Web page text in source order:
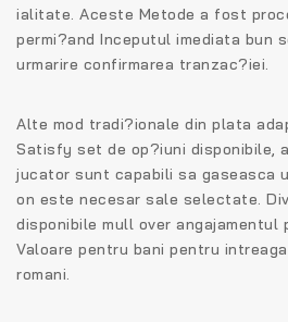
ialitate. Aceste Metode a fost
permi?and Inceputul imediata bun
urmarire confirmarea tranzac?iei.
Alte mod tradi?ionale din plata
Satisfy set de op?iuni disponibile,
jucator sunt capabili sa gaseasca
on este necesar sale selectate.
disponibile mull over angajamentul
Valoare pentru bani pentru
romani.